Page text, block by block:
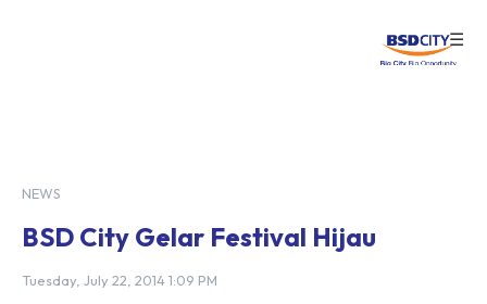
☰
NEWS
BSD City Gelar Festival Hijau
Tuesday, July 22, 2014 1:09 PM